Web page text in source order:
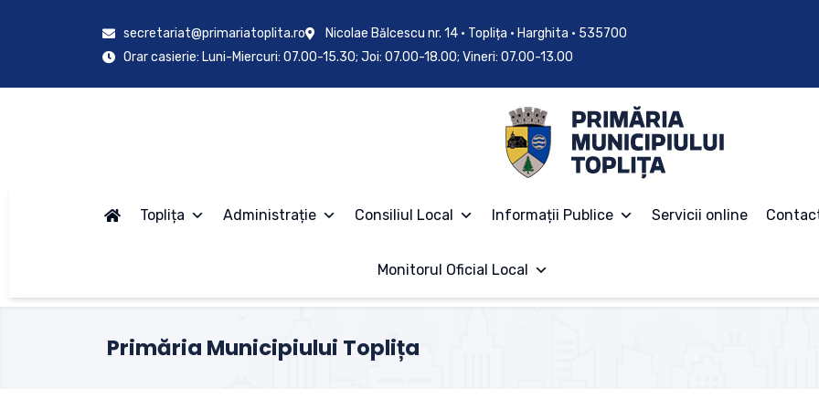
secretariat@primariatoplita.ro
Nicolae Bălcescu nr. 14 • Toplița • Harghita • 535700
Orar casierie: Luni-Miercuri: 07.00-15.30; Joi: 07.00-18.00; Vineri: 07.00-13.00
Toplița Administrație Consiliul Local Informații Publice Servicii online
Monitorul Oficial Local
Primăria Municipiului Toplița